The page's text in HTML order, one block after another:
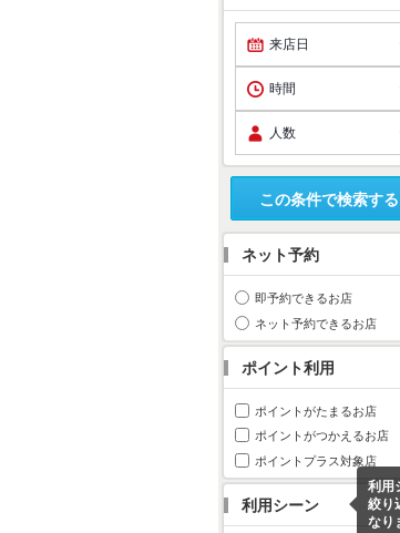
この条件で検索する
ネット予約
即予約できるお店
ネット予約できるお店
ポイント利用
ポイントがたまるお店
ポイントがつかえるお店
ポイントプラス対象店
利用シーン
利用
絞り
なり